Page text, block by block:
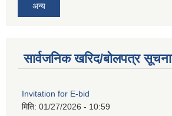
अन्य
सार्वजनिक खरिद/बोलपत्र सूचना
Invitation for E-bid
मिति: 01/27/2026 - 10:59